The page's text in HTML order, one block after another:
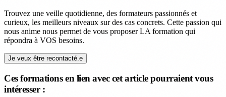
Trouvez une veille quotidienne, des formateurs passionnés et
curieux, les meilleurs niveaux sur des cas concrets. Cette passion qui
nous anime nous permet de vous proposer LA formation qui
répondra à VOS besoins.
Je veux être recontacté.e
Ces formations en lien avec cet article pourraient vous
intéresser :